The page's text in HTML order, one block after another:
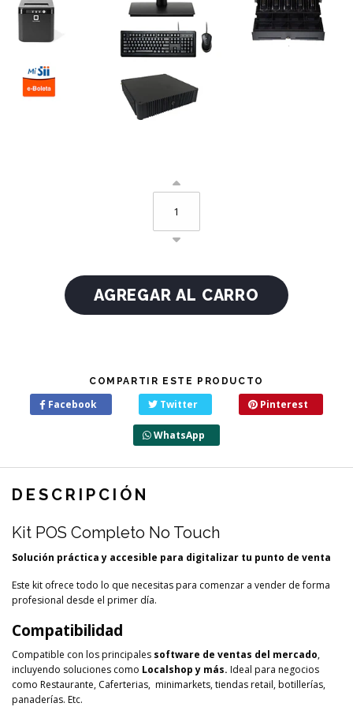
COMPARTIR ESTE PRODUCTO
Facebook Twitter Pinterest
WhatsApp
DESCRIPCIÓN
Kit POS Completo No Touch
Solución práctica y accesible para digitalizar tu punto de venta
Este kit ofrece todo lo que necesitas para comenzar a vender de forma
profesional desde el primer día.
Compatibilidad
Compatible con los principales software de ventas del mercado,
incluyendo soluciones como Localshop y más. Ideal para negocios
como Restaurante, Caferterias, minimarkets, tiendas retail, botillerías,
panaderías. Etc.